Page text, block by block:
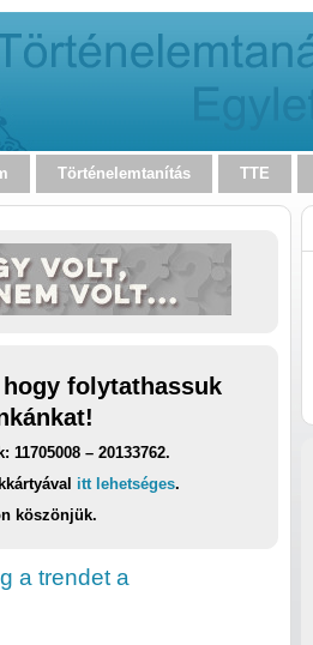
Történelemtanítás TTE
folytathassuk
11705008 – 20133762.
itt lehetséges.
köszönjük.
a trendet a